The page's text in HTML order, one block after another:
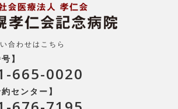
合わせはこちら
】
665-0020
センター】